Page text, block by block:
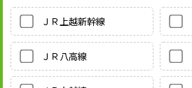
ＪＲ上越新幹線
ＪＲ八高線